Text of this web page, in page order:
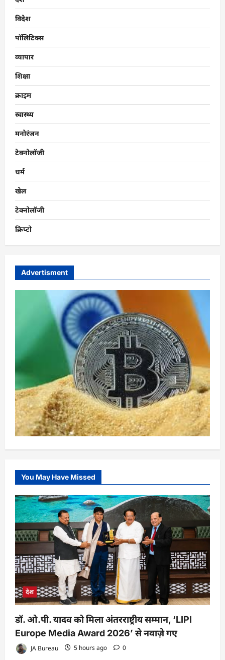
विदेश
पॉलिटिक्स
व्यापार
शिक्षा
क्राइम
स्वास्थ्य
मनोरंजन
टेक्नोलॉजी
धर्म
खेल
टेक्नोलॉजी
क्रिप्टो
Advertisment
You May Have Missed
देश
डॉ. ओ.पी. यादव को मिला अंतरराष्ट्रीय सम्मान, ‘LIPI
Europe Media Award 2026’ से नवाज़े गए
JA Bureau 5 hours ago 0